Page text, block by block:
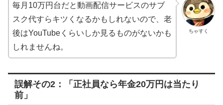
ちゃすく
毎月10万円台だと動画配信サービスのサブ
スク代すらキツくなるかもしれないので、老
後はYouTubeくらいしか見るものがないかも
しれませんね。
誤解その2：「正社員なら年金20万円は当たり
前」